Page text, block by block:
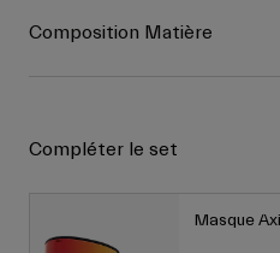
Composition Matière
Compléter le set
Masque